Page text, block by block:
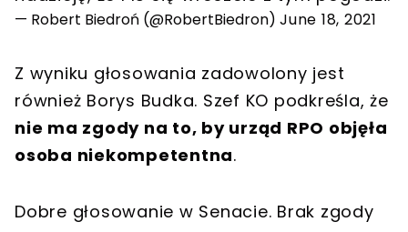
— Robert Biedroń (@RobertBiedron) June 18, 2021
Z wyniku głosowania zadowolony jest
również Borys Budka. Szef KO podkreśla, że
nie ma zgody na to, by urząd RPO objęła
osoba niekompetentna.
Dobre głosowanie w Senacie. Brak zgody